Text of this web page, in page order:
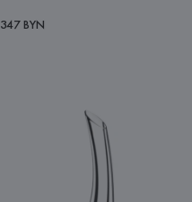
347 BYN